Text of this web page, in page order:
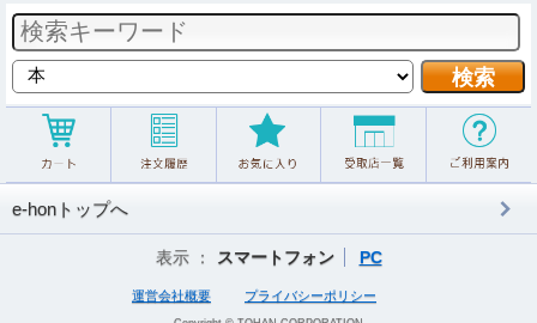
e-honトップへ
表示 ： スマートフォン PC
運営会社概要 プライバシーポリシー